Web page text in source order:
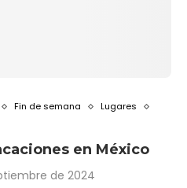
Fin de semana
Lugares
en México
de 2024